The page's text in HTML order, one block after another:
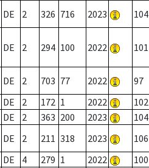
DE 2 326 716 2023 104
DE 2 294 100 2022 101
DE 2 703 77 2022 97
DE 2 172 1 2022 102
DE 2 363 200 2023 104
DE 2 211 318 2023 106
DE 4 279 1 2022 100